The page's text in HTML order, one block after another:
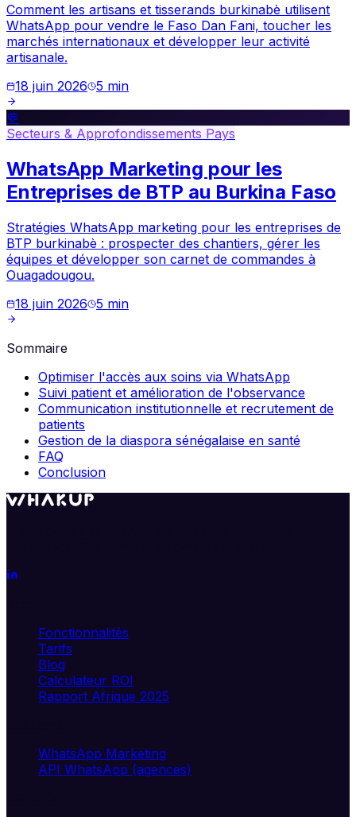
Comment les artisans et tisserands burkinabè utilisent
WhatsApp pour vendre le Faso Dan Fani, toucher les
marchés internationaux et développer leur activité
artisanale.
18 juin 2026 5 min
💬
Secteurs & Approfondissements Pays
WhatsApp Marketing pour les
Entreprises de BTP au Burkina Faso
Stratégies WhatsApp marketing pour les entreprises de
BTP burkinabè : prospecter des chantiers, gérer les
équipes et développer son carnet de commandes à
Ouagadougou.
18 juin 2026 5 min
Sommaire
Optimiser l'accès aux soins via WhatsApp
Suivi patient et amélioration de l'observance
Communication institutionnelle et recrutement de
patients
Gestion de la diaspora sénégalaise en santé
FAQ
Conclusion
Fonctionnalités
Tarifs
Blog
Calculateur ROI
Rapport Afrique 2025
WhatsApp Marketing
API WhatsApp (agences)